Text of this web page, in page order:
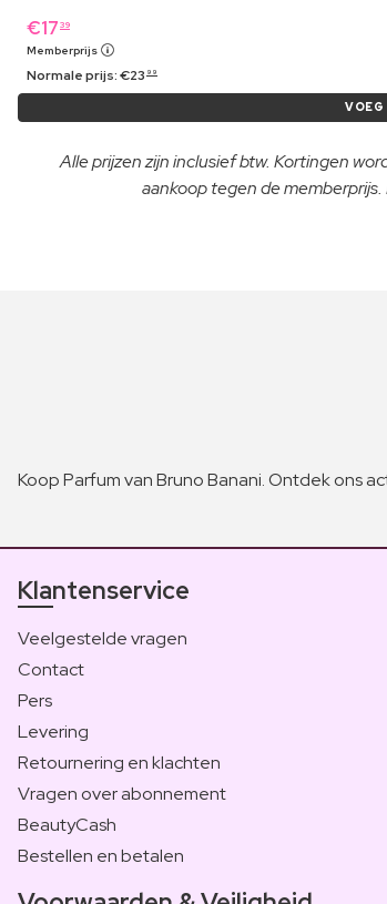
€17 39
Memberprijs
Normale prijs:€23 99
VOEG
Alle prijzen zijn inclusief btw. Kortingen
aankoop tegen de
Koop Parfum van Bruno Banani. Ontdek ons
Klantenservice
Veelgestelde vragen
Contact
Pers
Levering
Retournering en klachten
Vragen over abonnement
BeautyCash
Bestellen en betalen